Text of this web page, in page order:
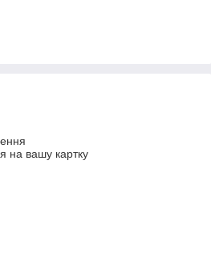
на вашу картку